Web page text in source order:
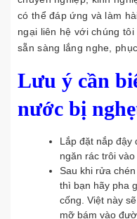
có thể đáp ứng và làm
ngại liên hệ với chúng
sẵn sàng lắng nghe,
Lưu ý cần
nước bị
Lắp đặt nắp đậy
ngăn rác trôi
Sau khi rửa
thì bạn hãy pha
cống. Việt này
mỡ bám vào